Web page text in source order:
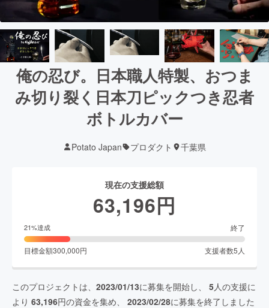
俺の忍び。日本職人特製、おつま
み切り裂く日本刀ピックつき忍者
ボトルカバー
Potato Japan プロダクト 千葉県
現在の支援総額
63,196円
21%達成 終了
目標金額300,000円 支援者数5 人
このプロジェクトは、 2023/01/13に募集を開始し、 5人の支援に
より 63,196円の資金を集め、 2023/02/28に募集を終了しました